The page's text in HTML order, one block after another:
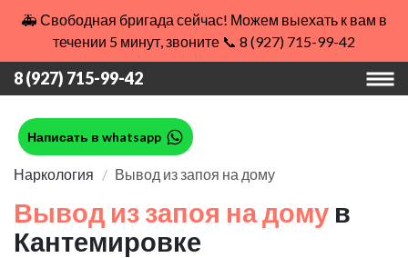
🚑 Свободная бригада сейчас! Можем выехать к вам в
течении 5 минут, звоните 📞 8 (927) 715-99-42
8 (927) 715-99-42
Написать в whatsapp
Наркология Вывод из запоя на дому
Вывод из запоя на дому в
Кантемировке